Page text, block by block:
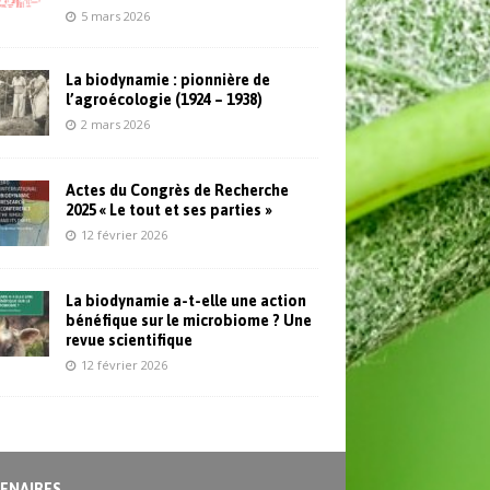
5 mars 2026
La biodynamie : pionnière de
l’agroécologie (1924 – 1938)
2 mars 2026
Actes du Congrès de Recherche
2025 « Le tout et ses parties »
12 février 2026
La biodynamie a-t-elle une action
bénéfique sur le microbiome ? Une
revue scientifique
12 février 2026